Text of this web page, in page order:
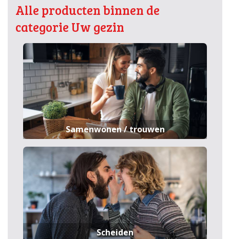
Alle producten binnen de
categorie Uw gezin
Samenwonen / trouwen
Scheiden